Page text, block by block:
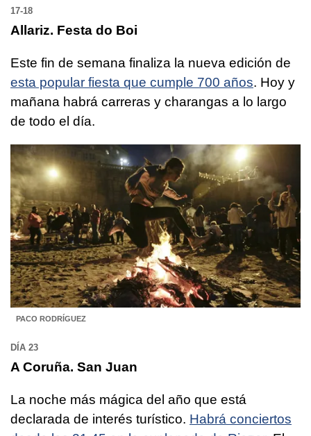
17-18
Allariz. Festa do Boi
Este fin de semana finaliza la nueva edición de
esta popular fiesta que cumple 700 años. Hoy y
mañana habrá carreras y charangas a lo largo
de todo el día.
PACO RODRÍGUEZ
DÍA 23
A Coruña. San Juan
La noche más mágica del año que está
declarada de interés turístico. Habrá conciertos